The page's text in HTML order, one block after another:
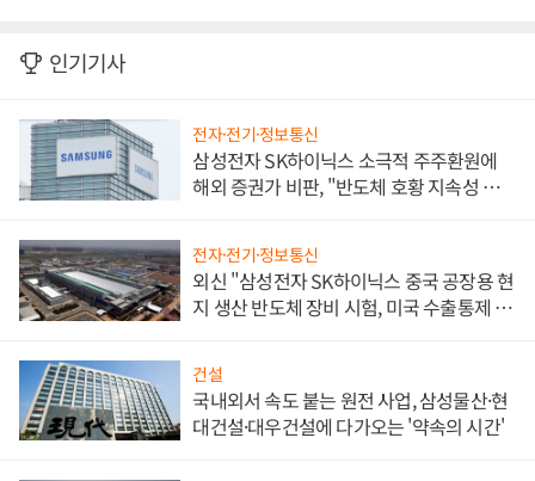
인기기사
전자·전기·정보통신
삼성전자 SK하이닉스 소극적 주주환원에
해외 증권가 비판, "반도체 호황 지속성 의
전자·전기·정보통신
외신 "삼성전자 SK하이닉스 중국 공장용 현
지 생산 반도체 장비 시험, 미국 수출통제 대
건설
국내외서 속도 붙는 원전 사업, 삼성물산·현
대건설·대우건설에 다가오는 '약속의 시간'